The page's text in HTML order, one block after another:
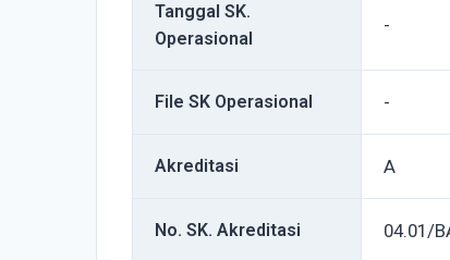
Tanggal SK.
Operasional
-
File SK Operasional -
Akreditasi A
No. SK. Akreditasi 04.01/